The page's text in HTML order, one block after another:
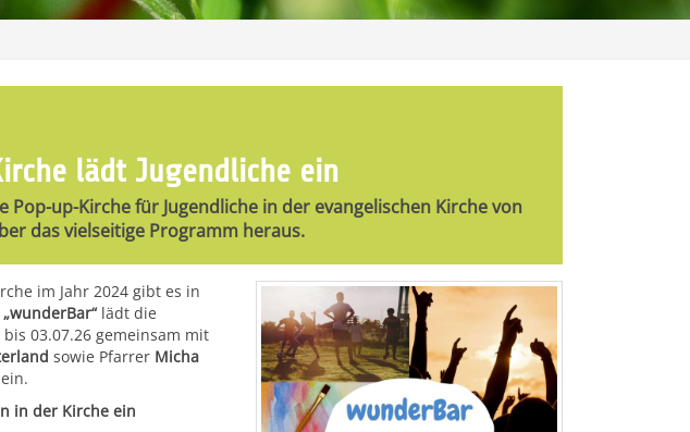
lädt Jugendliche ein
Pop-up-Kirche für Jugendliche in der evangelischen Kirche von
das vielseitige Programm heraus.
im Jahr 2024 gibt es in
„wunderBar“lädt die
03.07.26 gemeinsam mit
sowie Pfarrer Micha
in der Kirche ein